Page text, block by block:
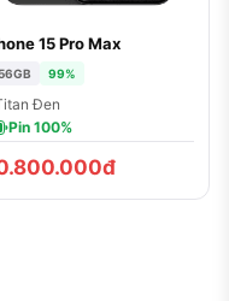
15 Pro Max
99%
Đen
Pin 100%